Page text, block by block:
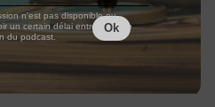
n'est pas disponible ou
un certain délai entre la fin de
du podcast.
Ok